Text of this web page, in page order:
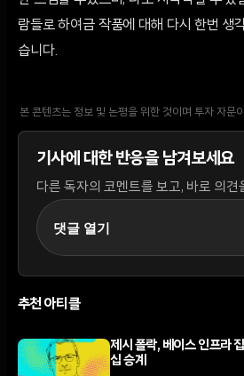
람들로 하여금 작품에 대해 다시 한번 생
습니다.
본 콘텐츠는 정보 및 논평을 위한 것이며 투자 자문
기사에 대한 반응을 남겨보세요
다른 독자의 코멘트를 보고, 바로 의견
댓글 열기
추천 아티클
제시 폴락, 베이스 인프라
십 승계